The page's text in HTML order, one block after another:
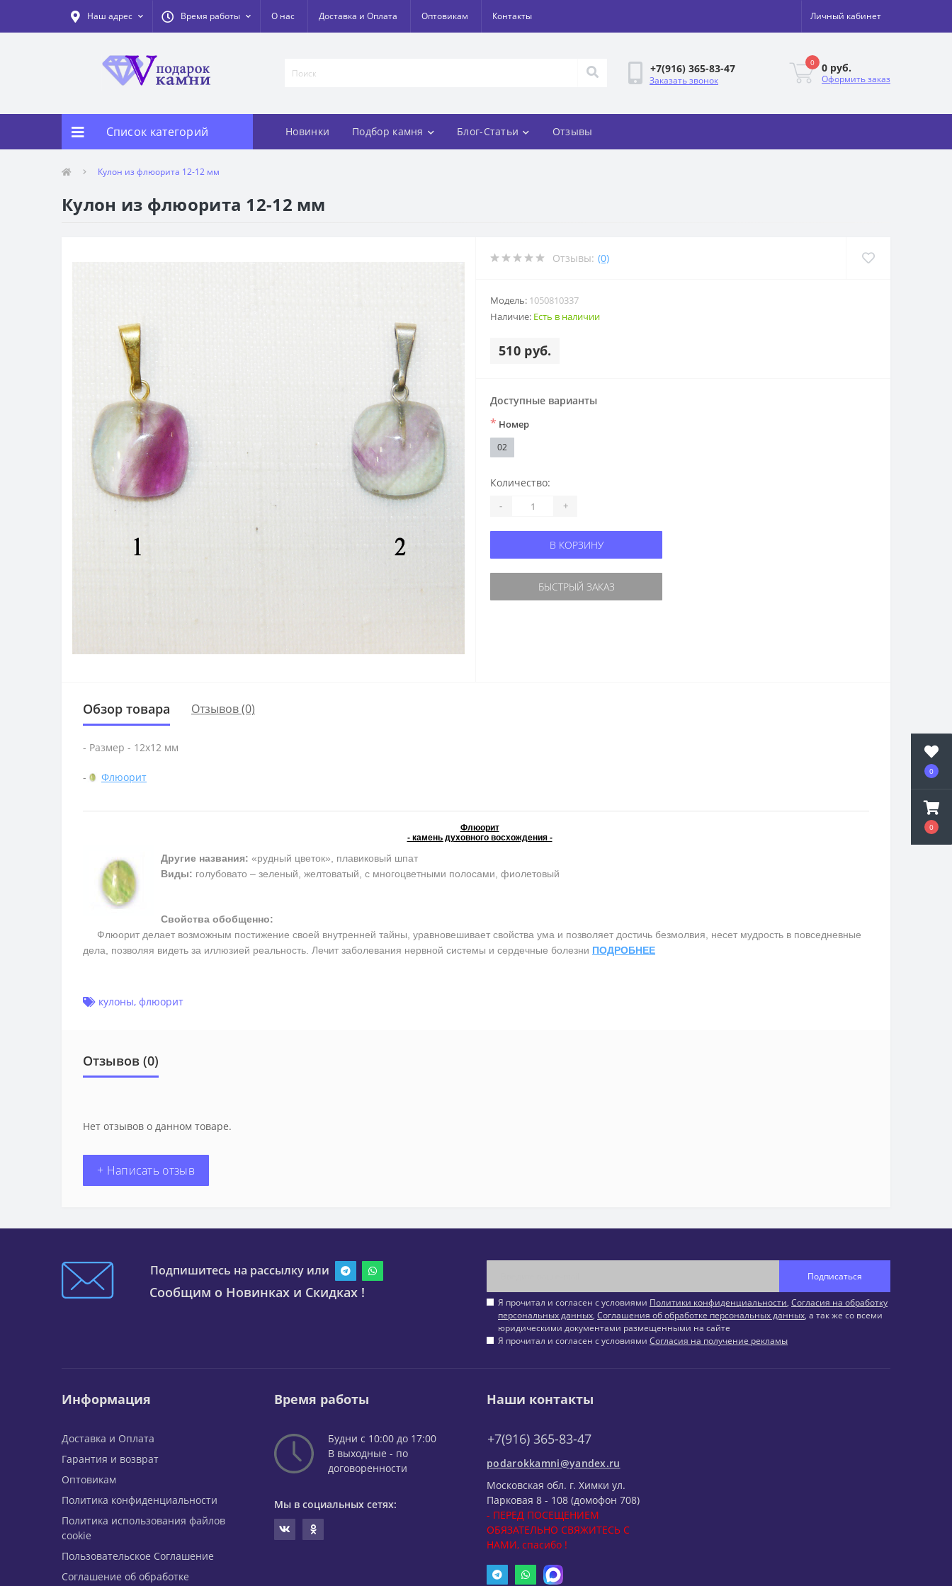
0
0
Наш адрес Время работы О нас Доставка и Оплата Оптовикам Контакты Личный кабинет
+7(916) 365-83-47
Заказать звонок
0 0 руб.
Оформить заказ
Список категорий Новинки Подбор камня Блог-Статьи Отзывы
Кулон из флюорита 12-12 мм
Кулон из флюорита 12-12 мм
Отзывы: (0)
Модель: 1050810337
Наличие: Есть в наличии
510 руб.
Доступные варианты
* Номер
02
Количество:
- +
В КОРЗИНУ
БЫСТРЫЙ ЗАКАЗ
Обзор товара Отзывов (0)
- Размер - 12х12 мм
- Флюорит
Флюорит
- камень духовного восхождения -
Другие названия: «рудный цветок», плавиковый шпат
Виды: голубовато – зеленый, желтоватый, с многоцветными полосами, фиолетовый
Свойства обобщенно:
Флюорит делает возможным постижение своей внутренней тайны, уравновешивает свойства ума и позволяет достичь безмолвия, несет мудрость в повседневные
дела, позволяя видеть за иллюзией реальность. Лечит заболевания нервной системы и сердечные болезни ПОДРОБНЕЕ
кулоны, флюорит
Отзывов (0)
Нет отзывов о данном товаре.
+ Написать отзыв
Подпишитесь на рассылку или
Сообщим о Новинках и Скидках !
Подписаться
Я прочитал и согласен с условиями Политики конфиденциальности, Согласия на обработку
персональных данных, Соглашения об обработке персональных данных, а так же со всеми
юридическими документами размещенными на сайте
Я прочитал и согласен с условиями Согласия на получение рекламы
Информация
Доставка и Оплата
Гарантия и возврат
Оптовикам
Политика конфиденциальности
Политика использования файлов
cookie
Пользовательское Соглашение
Соглашение об обработке
Время работы
Будни с 10:00 до 17:00
В выходные - по
договоренности
Мы в социальных сетях:
Наши контакты
+7(916) 365-83-47
podarokkamni@yandex.ru
Московская обл. г. Химки ул.
Парковая 8 - 108 (домофон 708)
- ПЕРЕД ПОСЕЩЕНИЕМ
ОБЯЗАТЕЛЬНО СВЯЖИТЕСЬ С
НАМИ, спасибо !